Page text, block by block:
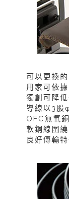
可以更換
用家可依
獨創可降
導線以3股
OFC無氧
軟銅線圍
良好傳輸